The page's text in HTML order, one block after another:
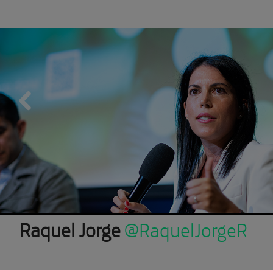
Previous
Raquel Jorge@RaquelJorgeR